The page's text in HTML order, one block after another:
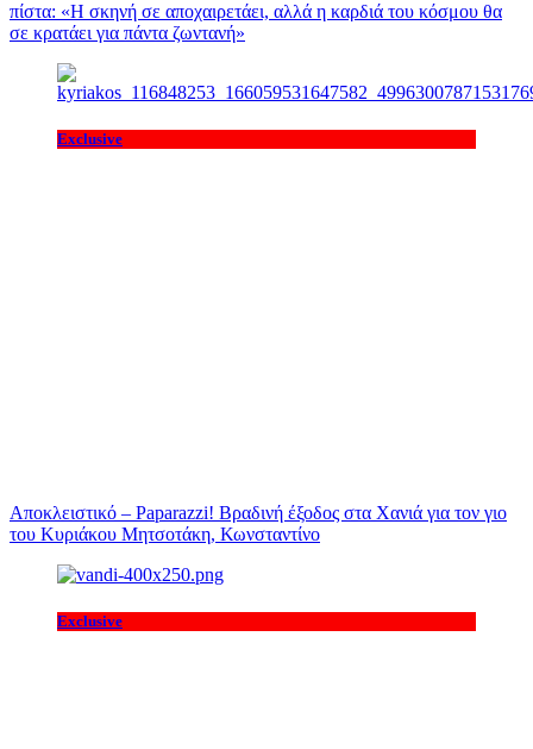
πίστα: «H σκηνή σε αποχαιρετάει, αλλά η καρδιά του κόσμου θα
σε κρατάει για πάντα ζωντανή»
Exclusive
Αποκλειστικό – Paparazzi! Βραδινή έξοδος στα Χανιά για τον γιο
του Κυριάκου Μητσοτάκη, Κωνσταντίνο
Exclusive